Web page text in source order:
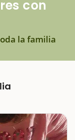
con
la familia